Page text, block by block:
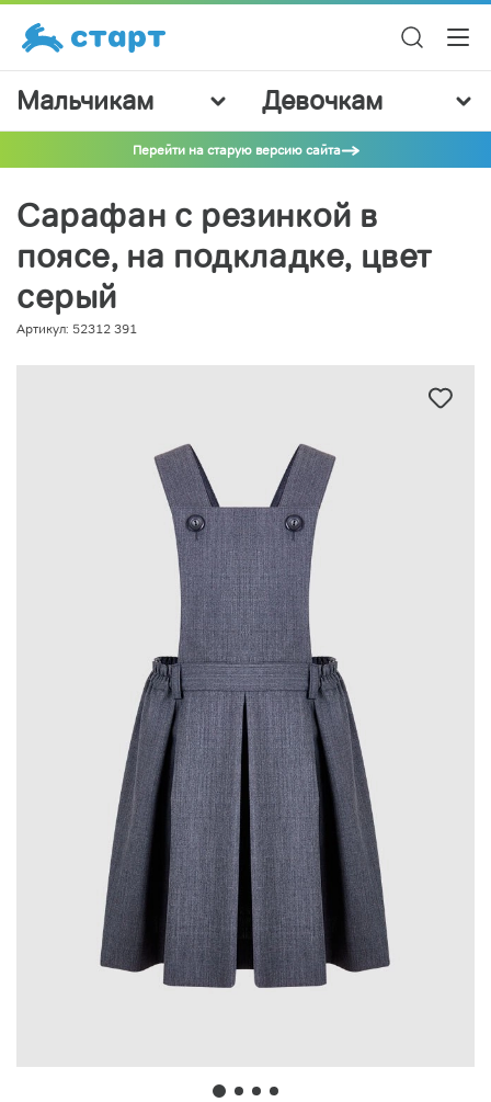
Мальчикам Девочкам
Перейти на старую версию сайта
Сарафан с резинкой в
поясе, на подкладке, цвет
серый
Артикул: 52312 391